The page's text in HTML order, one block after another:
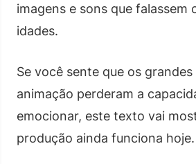
imagens e sons que falassem
idades.
Se você sente que os
animação perderam a
emocionar, este texto vai
produção ainda funciona hoje.